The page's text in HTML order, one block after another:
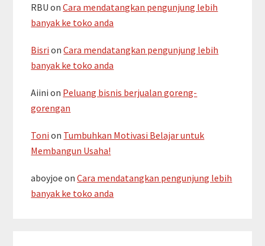
RBU onCara mendatangkan pengunjung lebih
banyak ke toko anda
Bisri onCara mendatangkan pengunjung lebih
banyak ke toko anda
Aiini on Peluang bisnis berjualan goreng-
gorengan
Toni on Tumbuhkan Motivasi Belajar untuk
Membangun Usaha!
aboyjoe onCara mendatangkan pengunjung lebih
banyak ke toko anda